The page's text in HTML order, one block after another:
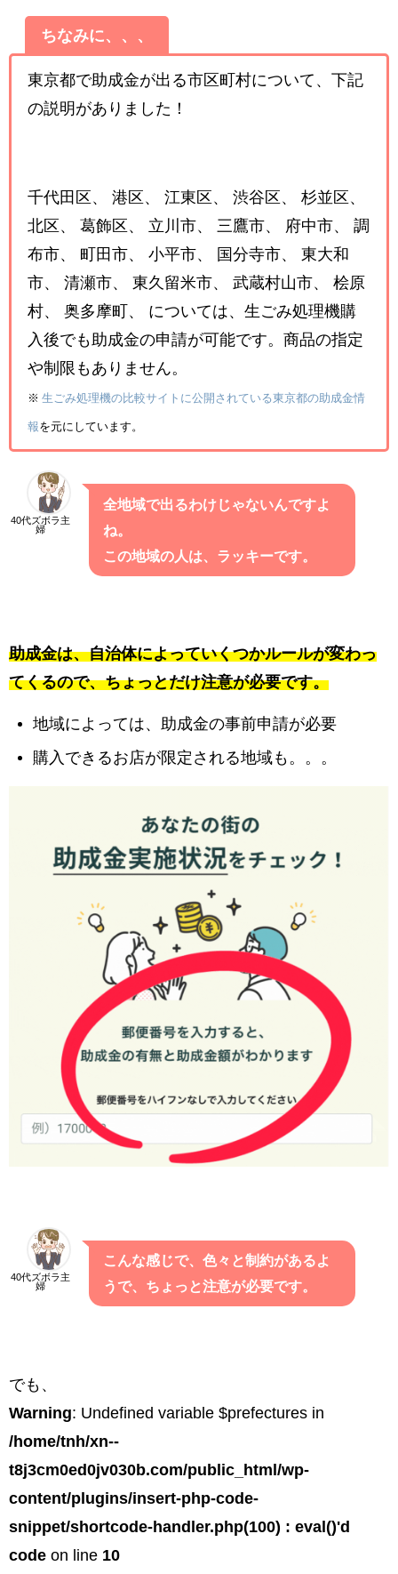
ちなみに、、、
東京都で助成金が出る市区町村について、下記
の説明がありました！
千代田区、 港区、 江東区、 渋谷区、 杉並区、
北区、 葛飾区、 立川市、 三鷹市、 府中市、 調
布市、 町田市、 小平市、 国分寺市、 東大和
市、 清瀬市、 東久留米市、 武蔵村山市、 桧原
村、 奥多摩町、 については、生ごみ処理機購
入後でも助成金の申請が可能です。商品の指定
や制限もありません。
※ 生ごみ処理機の比較サイトに公開されている東京都の助成金情
報を元にしています。
40代ズボラ主
婦
全地域で出るわけじゃないんですよ
ね。
この地域の人は、ラッキーです。
助成金は、自治体によっていくつかルールが変わっ
てくるので、ちょっとだけ注意が必要です。
地域によっては、助成金の事前申請が必要
購入できるお店が限定される地域も。。。
40代ズボラ主
婦
こんな感じで、色々と制約があるよ
うで、ちょっと注意が必要です。
でも、
Warning: Undefined variable $prefectures in
/home/tnh/xn--
t8j3cm0ed0jv030b.com/public_html/wp-
content/plugins/insert-php-code-
snippet/shortcode-handler.php(100) : eval()'d
code on line 10